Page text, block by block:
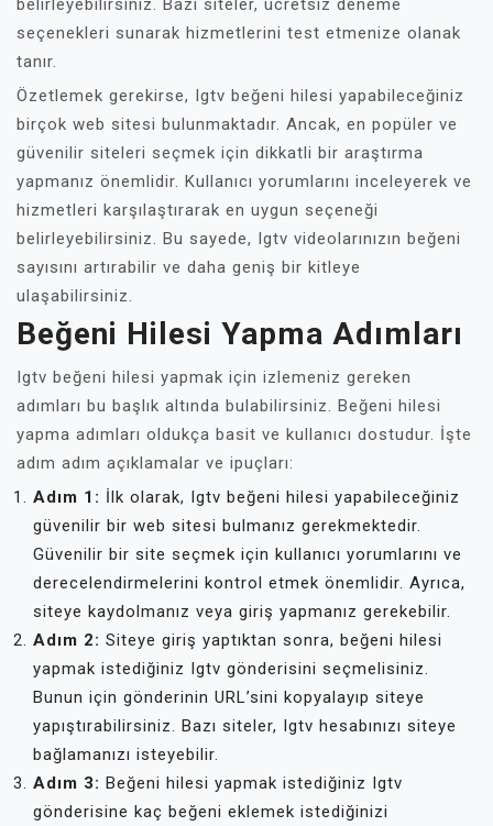
belirleyebilirsiniz. Bazı siteler, ücretsiz deneme
seçenekleri sunarak hizmetlerini test etmenize olanak
tanır.
Özetlemek gerekirse, Igtv beğeni hilesi yapabileceğiniz
birçok web sitesi bulunmaktadır. Ancak, en popüler ve
güvenilir siteleri seçmek için dikkatli bir araştırma
yapmanız önemlidir. Kullanıcı yorumlarını inceleyerek ve
hizmetleri karşılaştırarak en uygun seçeneği
belirleyebilirsiniz. Bu sayede, Igtv videolarınızın beğeni
sayısını artırabilir ve daha geniş bir kitleye
ulaşabilirsiniz.
Beğeni Hilesi Yapma Adımları
Igtv beğeni hilesi yapmak için izlemeniz gereken
adımları bu başlık altında bulabilirsiniz. Beğeni hilesi
yapma adımları oldukça basit ve kullanıcı dostudur. İşte
adım adım açıklamalar ve ipuçları:
Adım 1: İlk olarak, Igtv beğeni hilesi yapabileceğiniz
güvenilir bir web sitesi bulmanız gerekmektedir.
Güvenilir bir site seçmek için kullanıcı yorumlarını ve
derecelendirmelerini kontrol etmek önemlidir. Ayrıca,
siteye kaydolmanız veya giriş yapmanız gerekebilir.
Adım 2: Siteye giriş yaptıktan sonra, beğeni hilesi
yapmak istediğiniz Igtv gönderisini seçmelisiniz.
Bunun için gönderinin URL’sini kopyalayıp siteye
yapıştırabilirsiniz. Bazı siteler, Igtv hesabınızı siteye
bağlamanızı isteyebilir.
Adım 3: Beğeni hilesi yapmak istediğiniz Igtv
gönderisine kaç beğeni eklemek istediğinizi